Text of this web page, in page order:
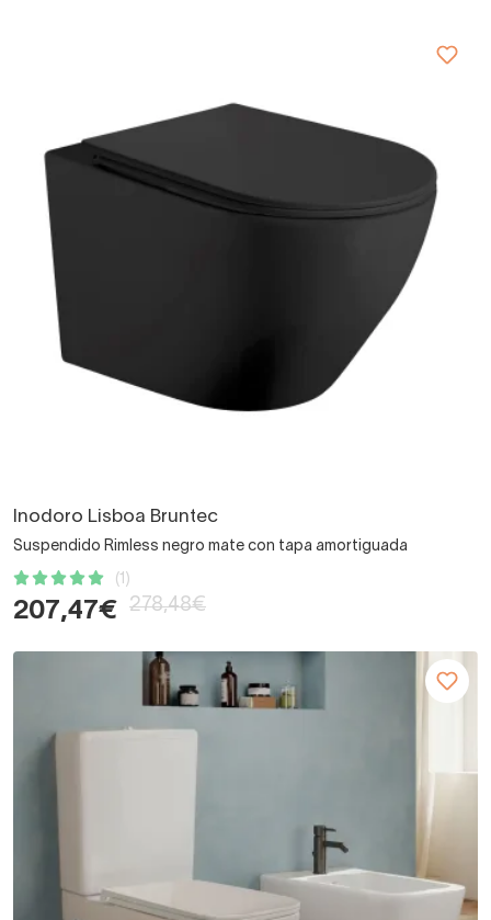
Inodoro Lisboa Bruntec
Suspendido Rimless negro mate con tapa amortiguada
(1)
207,47€ 278,48€